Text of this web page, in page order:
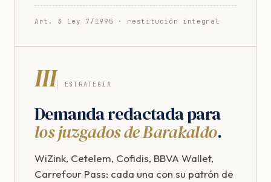
Art. 3 Ley 7/1995 · restitución integral
III ESTRATEGIA
Demanda redactada para
los juzgados de Barakaldo.
WiZink, Cetelem, Cofidis, BBVA Wallet,
Carrefour Pass: cada una con su patrón de